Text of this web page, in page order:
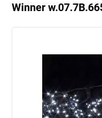
Winner